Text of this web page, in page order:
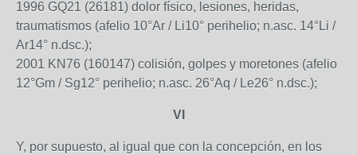
1996 GQ21 (26181) dolor físico, lesiones, heridas,
traumatismos (afelio 10°Ar / Li10° perihelio; n.asc. 14°Li /
Ar14° n.dsc.);
2001 KN76 (160147) colisión, golpes y moretones (afelio
12°Gm / Sg12° perihelio; n.asc. 26°Aq / Le26° n.dsc.);
VI
Y, por supuesto, al igual que con la concepción, en los